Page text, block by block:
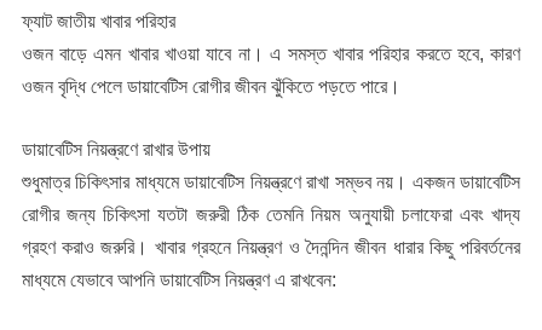
ফ্যাট জাতীয় খাবার পরিহার
ওজন বাড়ে এমন খাবার খাওয়া যাবে না। এ সমস্ত খাবার পরিহার করতে হবে, কারণ
ওজন বৃদ্ধি পেলে ডায়াবেটিস রোগীর জীবন ঝুঁকিতে পড়তে পারে।
ডায়াবেটিস নিয়ন্ত্রণে রাখার উপায়
শুধুমাত্র চিকিৎসার মাধ্যমে ডায়াবেটিস নিয়ন্ত্রণে রাখা সম্ভব নয়। একজন ডায়াবেটিস
রোগীর জন্য চিকিৎসা যতটা জরুরী ঠিক তেমনি নিয়ম অনুযায়ী চলাফেরা এবং খাদ্য
গ্রহণ করাও জরুরি। খাবার গ্রহনে নিয়ন্ত্রণ ও দৈনন্দিন জীবন ধারার কিছু পরিবর্তনের
মাধ্যমে যেভাবে আপনি ডায়াবেটিস নিয়ন্ত্রণ এ রাখবেন: